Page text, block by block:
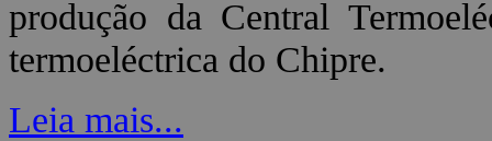
produção da Central
termoeléctrica do Chipre.
Leia mais...